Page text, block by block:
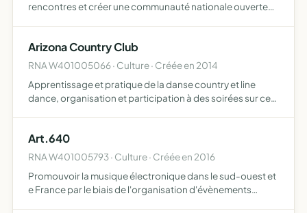
rencontres et créer une communauté nationale ouverte
Arizona Country Club
RNA W401005066 · Culture · Créée en 2014
Apprentissage et pratique de la danse country et line
dance, organisation et participation à des soirées sur ce
Art.640
RNA W401005793 · Culture · Créée en 2016
Promouvoir la musique électronique dans le sud-ouest et
e France par le biais de l'organisation d'évènements